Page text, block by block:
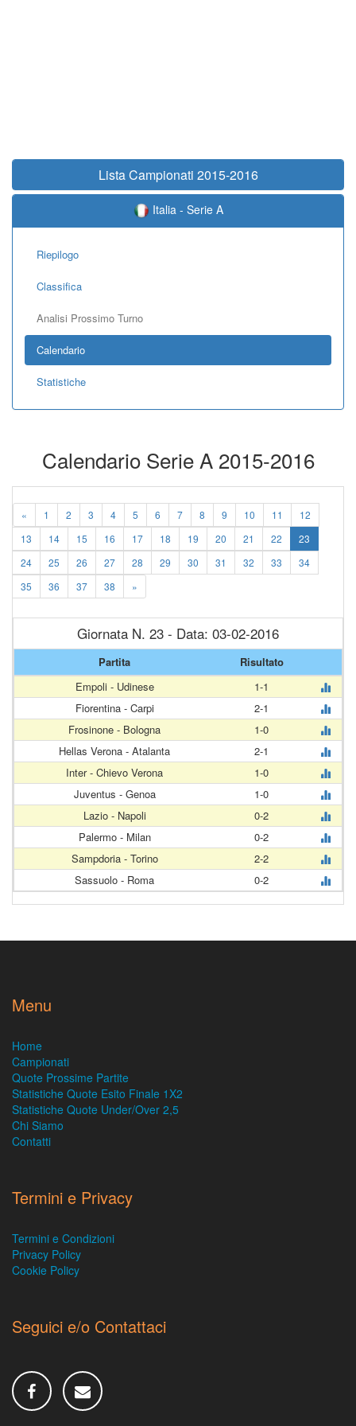
Lista Campionati 2015-2016
Italia - Serie A
Riepilogo
Classifica
Analisi Prossimo Turno
Calendario
Statistiche
Calendario Serie A 2015-2016
« 1 2 3 4 5 6 7 8 9 10 11
12
13
14 15 16 17 18 19 20 21 22
23
24
25 26 27 28 29 30 31 32 33
34
35
36 37 38 »
Giornata N. 23 - Data: 03-02-2016
Partita
Risultato
Empoli - Udinese
1-1
Fiorentina - Carpi
2-1
Frosinone - Bologna
1-0
Hellas Verona - Atalanta
2-1
Inter - Chievo Verona
1-0
Juventus - Genoa
1-0
Lazio - Napoli
0-2
Palermo - Milan
0-2
Sampdoria - Torino
2-2
Sassuolo - Roma
0-2
Menu
Home
Campionati
Quote Prossime Partite
Statistiche Quote Esito Finale 1X2
Statistiche Quote Under/Over 2,5
Chi Siamo
Contatti
Termini e Privacy
Termini e Condizioni
Privacy Policy
Cookie Policy
Seguici e/o Contattaci